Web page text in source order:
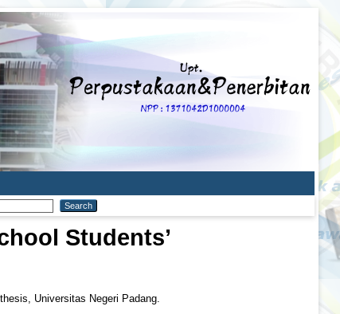
Students’
Universitas Negeri Padang.